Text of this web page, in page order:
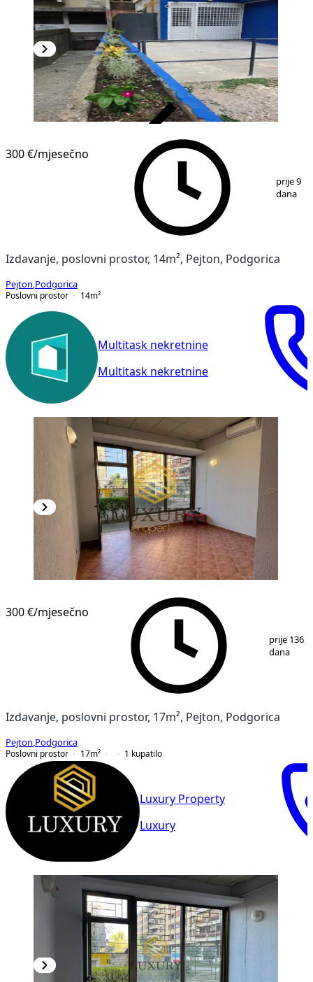
300 €/mjesečno
prije 9
dana
Izdavanje, poslovni prostor, 14m², Pejton, Podgorica
Pejton Podgorica
Poslovni prostor
14m²
Multitask nekretnine
Multitask nekretnine
300 €/mjesečno
prije 136
dana
Izdavanje, poslovni prostor, 17m², Pejton, Podgorica
Pejton Podgorica
Poslovni prostor
17m² 1 kupatilo
Luxury Property
Luxury